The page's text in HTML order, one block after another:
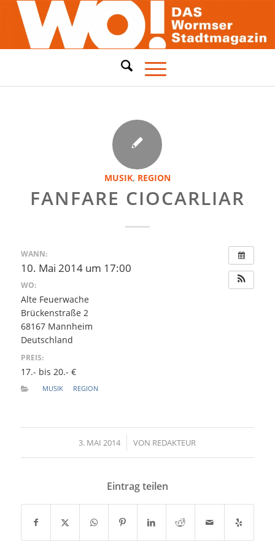
MUSIK, REGION
FANFARE CIOCARLIAR
WANN:
10. Mai 2014 um 17:00
WO:
Alte Feuerwache
Brückenstraße 2
68167 Mannheim
Deutschland
PREIS:
17.- bis 20.- €
MUSIK REGION
3. MAI 2014
/ VON REDAKTEUR
Eintrag teilen